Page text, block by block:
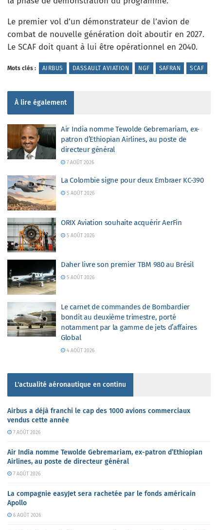
Le premier vol d’un démonstrateur de l’avion de
combat de nouvelle génération doit aboutir en 2027.
Le SCAF doit quant à lui être opérationnel en 2040.
Mots clés : AIRBUS DASSAULT AVIATION NGF SAFRAN SCAF
À lire également
Air India nomme Tewolde Gebremariam, ex-
patron d’Ethiopian Airlines, au poste de
directeur général
7 AOÛT 2026
La Colombie signe pour deux Embraer KC-390
5 AOÛT 2026
ORIX Aviation souhaite acquérir AerFin
5 AOÛT 2026
Daher livre son premier TBM 980 au Brésil
5 AOÛT 2026
Le carnet de commandes de Bombardier
bondit au deuxième trimestre, porté
notamment par la gamme de jets d’affaires
Global
4 AOÛT 2026
L'actualité aéronautique en continu
Airbus a déjà franchi le cap des 1000 avions commerciaux
vendus cette année
7 AOÛT 2026
Air India nomme Tewolde Gebremariam, ex-patron d’Ethiopian
Airlines, au poste de directeur général
7 AOÛT 2026
La compagnie easyJet sera rachetée par le fonds américain
Apollo
6 AOÛT 2026